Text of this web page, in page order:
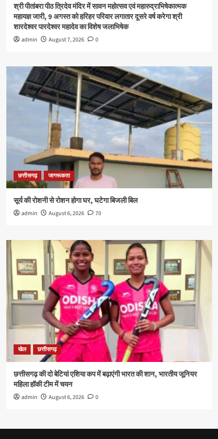
श्री पीतांबरा पीठ त्रिदेव मंदिर में सावन महोत्सव एवं महारुद्राभिषेकात्मक
महायज्ञ जारी, 9 अगस्त को हरिहर परिवार लगातार दूसरे वर्ष करेगा श्री
शारदेश्वर पारदेश्वर महादेव का विशेष जलाभिषेक
admin August 7, 2026 0
छत्तीसगढ़ जागरूकता
सूर्य की रोशनी से रोशन होगा घर, घटेगा बिजली बिल
admin August 6, 2026 70
खेल छत्तीसगढ़
छत्तीसगढ़ की दो बेटियां एशिया कप में बढ़ाएंगी भारत की शान, भारतीय जूनियर
महिला हॉकी टीम में चयन
admin August 6, 2026 0